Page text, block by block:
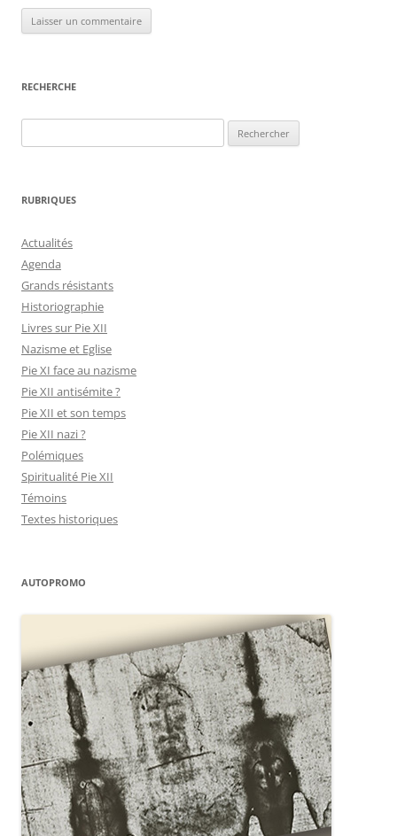
RECHERCHE
RUBRIQUES
Actualités
Agenda
Grands résistants
Historiographie
Livres sur Pie XII
Nazisme et Eglise
Pie XI face au nazisme
Pie XII antisémite ?
Pie XII et son temps
Pie XII nazi ?
Polémiques
Spiritualité Pie XII
Témoins
Textes historiques
AUTOPROMO